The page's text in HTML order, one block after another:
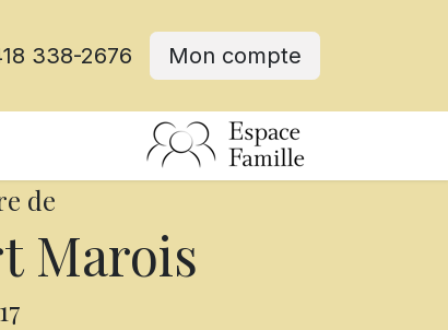
338-2676 Mon compte
de
Marois